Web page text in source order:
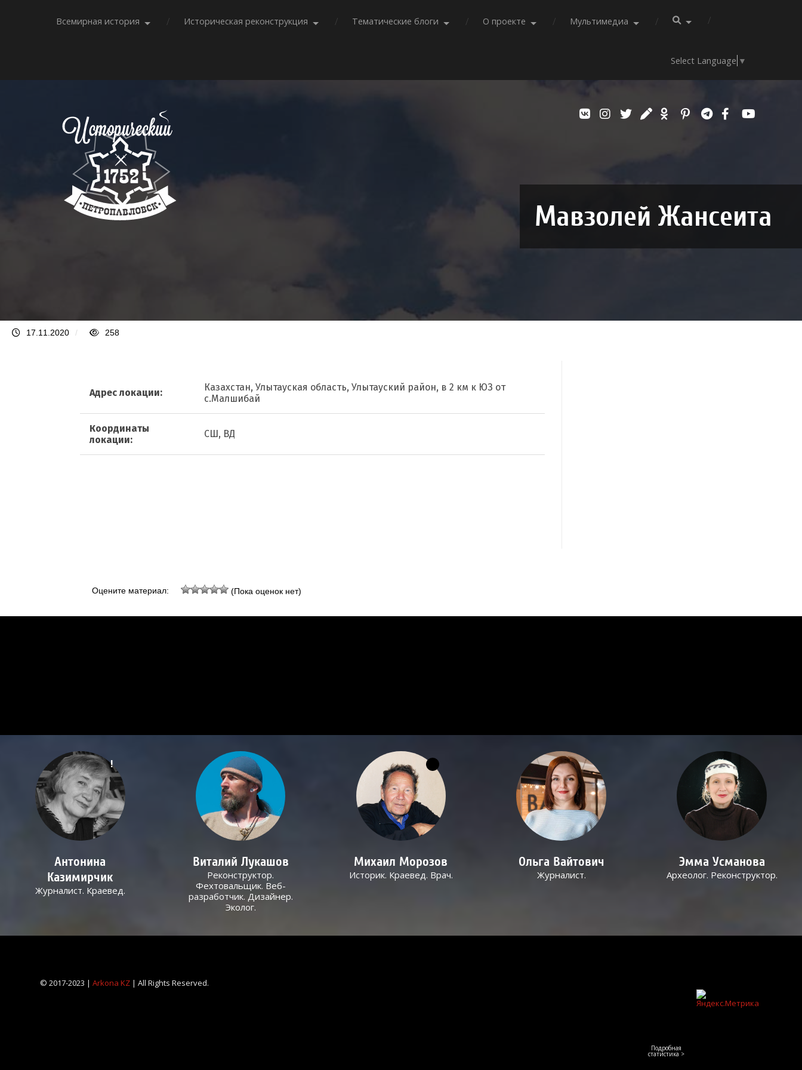
Всемирная история Историческая реконструкция Тематические блоги О проекте Мультимедиа
Select Language ▼
Мавзолей Жансеита
17.11.2020 / 258
Адрес локации:
Казахстан, Улытауская область, Улытауский район, в 2 км к ЮЗ от
с.Малшибай
Координаты
локации:
СШ, ВД
Оцените материал: (Пока оценок нет)
!
Антонина
Казимирчик
Журналист. Краевед.
Виталий Лукашов
Реконструктор.
Фехтовальщик. Веб-
разработчик. Дизайнер.
Эколог.
Михаил Морозов
Историк. Краевед. Врач.
Ольга Вайтович
Журналист.
Эмма Усманова
Археолог. Реконструктор.
© 2017-2023 |Arkona KZ | All Rights Reserved.
Подробная
статистика >